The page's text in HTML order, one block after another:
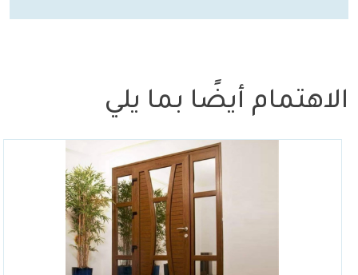
الاهتمام أيضًا بما يلي